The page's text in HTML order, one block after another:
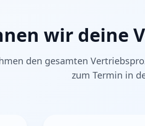
wir deine
den gesamten
zum Termin in